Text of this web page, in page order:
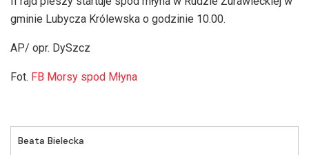
gminie Lubycza Królewska o godzinie 10.00.
AP/ opr. DySzcz
Fot. FB Morsy spod Młyna
Beata Bielecka